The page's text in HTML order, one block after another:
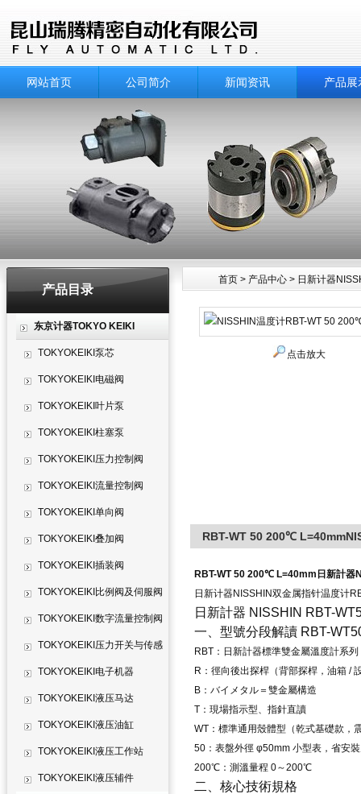
网站首页 公司简介 新闻资讯 产品展
产品目录
东京计器TOKYO KEIKI
TOKYOKEIKI泵芯
TOKYOKEIKI电磁阀
TOKYOKEIKI叶片泵
TOKYOKEIKI柱塞泵
TOKYOKEIKI压力控制阀
TOKYOKEIKI流量控制阀
TOKYOKEIKI单向阀
TOKYOKEIKI叠加阀
TOKYOKEIKI插装阀
TOKYOKEIKI比例阀及伺服阀
TOKYOKEIKI数字流量控制阀
TOKYOKEIKI压力开关与传感
器 TOKYOKEIKI电子机器
TOKYOKEIKI液压马达
TOKYOKEIKI液压油缸
TOKYOKEIKI液压工作站
TOKYOKEIKI液压辅件
首页 > 产品中心 > 日新计器
点击放大
RBT-WT 50 200℃
RBT-WT 50 200℃ L=40mm日新計器
日新计器NISSHIN双金属指针温度计
日新計器 NISSHIN RBT-
一、型號分段解讀 RBT-
RBT ：日新計器標準雙金屬溫度計系列
R：徑向後出探桿（背部探桿，油箱 /
B：バイメタル＝雙金屬構造
T：現場指示型、指針直讀
WT ：標準通用殼體型（乾式基礎款，
50 ：表盤外徑 φ50mm 小型表，省安
200℃ ：測溫量程 0～200℃
二、核心技術規格